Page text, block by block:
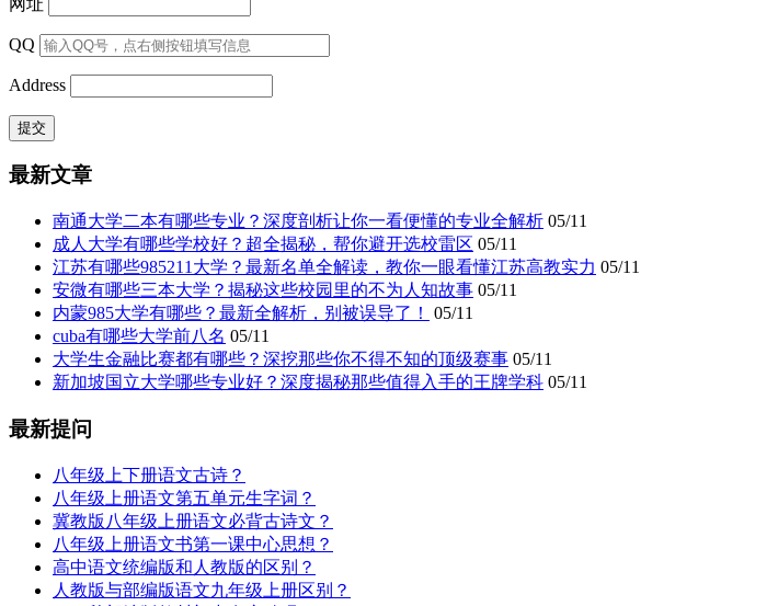
QQ
Address
最新文章
南通大学二本有哪些专业？深度剖析让你一看便懂的专业全解析 05/11
成人大学有哪些学校好？超全揭秘，帮你避开选校雷区 05/11
江苏有哪些985211大学？最新名单全解读，教你一眼看懂江苏高教实力 05/11
安微有哪些三本大学？揭秘这些校园里的不为人知故事 05/11
内蒙985大学有哪些？最新全解析，别被误导了！
05/11
cuba有哪些大学前八名 05/11
大学生金融比赛都有哪些？深挖那些你不得不知的顶级赛事 05/11
新加坡国立大学哪些专业好？深度揭秘那些值得入手的王牌学科 05/11
最新提问
八年级上下册语文古诗？
八年级上册语文第五单元生字词？
冀教版八年级上册语文必背古诗文？
八年级上册语文书第一课中心思想？
高中语文统编版和人教版的区别？
人教版与部编版语文九年级上册区别？